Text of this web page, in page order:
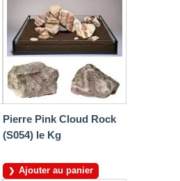
Pierre Pink Cloud Rock
(S054) le Kg
Ajouter au panier